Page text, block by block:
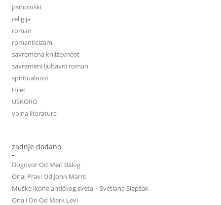
psihološki
religija
roman
romanticizam
savremena književnost
savremeni ljubavni roman
spiritualnost
triler
USKORO
vojna literatura
zadnje dodano
-
Dogovor Od Meri Balog
Onaj Pravi Od John Marrs
Muške ikone antičkog sveta – Svetlana Slapšak
Ona i On Od Mark Levi